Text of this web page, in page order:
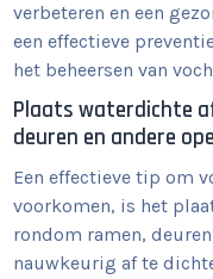
verbeteren en een
een effectieve
het beheersen van
Plaats waterdichte
deuren en andere
Een effectieve tip om
voorkomen, is het
rondom ramen,
nauwkeurig af te